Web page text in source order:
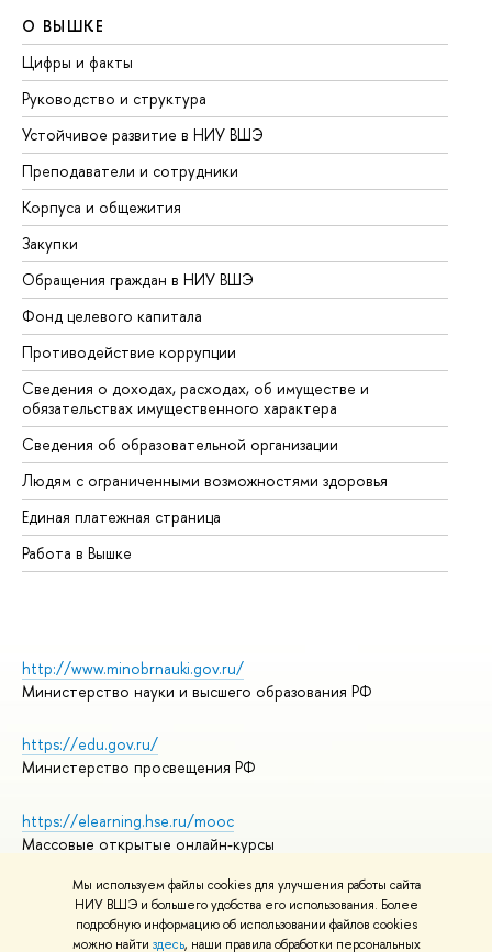
Мы используем файлы cookies для улучшения работы сайта
НИУ ВШЭ и большего удобства его использования. Более
подробную информацию об использовании файлов cookies
можно найти здесь, наши правила обработки персональных
О ВЫШКЕ
Цифры и факты
Руководство и структура
Устойчивое развитие в НИУ ВШЭ
Преподаватели и сотрудники
Корпуса и общежития
Закупки
Обращения граждан в НИУ ВШЭ
Фонд целевого капитала
Противодействие коррупции
Сведения о доходах, расходах, об имуществе и
обязательствах имущественного характера
Сведения об образовательной организации
Людям с ограниченными возможностями здоровья
Единая платежная страница
Работа в Вышке
http://www.minobrnauki.gov.ru/
Министерство науки и высшего образования РФ
https://edu.gov.ru/
Министерство просвещения РФ
https://elearning.hse.ru/mooc
Массовые открытые онлайн-курсы
© НИУ ВШЭ 1993–2026
Адреса и контакты